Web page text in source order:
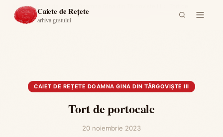
Caiete de Rețete
arhiva gustului
Acasă ›
portocale
CAIET DE REȚETE DOAMNA GINA DIN TÂRGOVIȘTE III
Tort de portocale
20 noiembrie 2023